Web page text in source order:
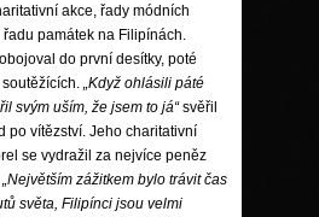
akce, řady módních
památek na Filipínách.
do první desítky, poté
„Když ohlásili páté
svým uším, že jsem to já“svěřil
po vítězství. Jeho charitativní
se vydražil za nejvíce peněz
„Největším zážitkem bylo trávit čas
světa, Filipínci jsou velmi